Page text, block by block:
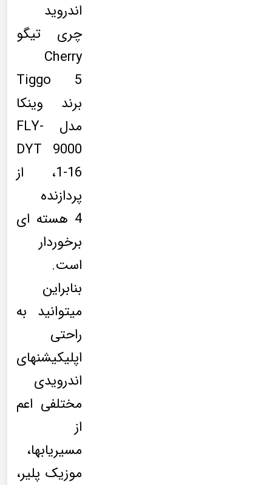
اندروید
چری تیگو
Cherry
Tiggo 5
برند وینکا
مدل FLY-
DYT 9000
1-16، از
پردازنده
4 هسته ای
برخوردار
است.
بنابراین
میتوانید به
راحتی
اپلیکیشنهای
اندرویدی
مختلفی اعم
از
مسیریابها،
موزیک پلیر،